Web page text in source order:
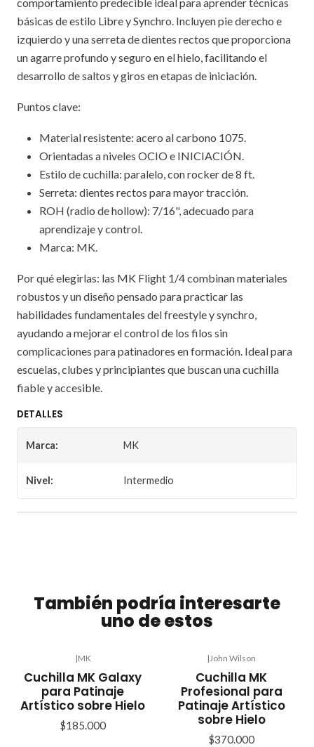
básicas de estilo Libre y Synchro. Incluyen pie derecho e
izquierdo y una serreta de dientes rectos que proporciona
un agarre profundo y seguro en el hielo, facilitando el
desarrollo de saltos y giros en etapas de iniciación.
Puntos clave:
Material resistente: acero al carbono 1075.
Orientadas a niveles OCIO e INICIACIÓN.
Estilo de cuchilla: paralelo, con rocker de 8 ft.
Serreta: dientes rectos para mayor tracción.
ROH (radio de hollow): 7/16", adecuado para
aprendizaje y control.
Marca: MK.
Por qué elegirlas: las MK Flight 1/4 combinan materiales
robustos y un diseño pensado para practicar las
habilidades fundamentales del freestyle y synchro,
ayudando a mejorar el control de los filos sin
complicaciones para patinadores en formación. Ideal para
escuelas, clubes y principiantes que buscan una cuchilla
fiable y accesible.
DETALLES
Marca: MK
Nivel: Intermedio
También podría interesarte
uno de estos
|MK
Cuchilla MK Galaxy
para Patinaje
Artístico sobre Hielo
$185.000
|John Wilson
Cuchilla MK
Profesional para
Patinaje Artístico
sobre Hielo
$370.000